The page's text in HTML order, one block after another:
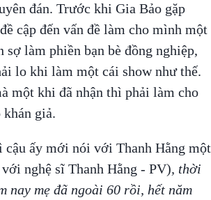
đán. Trước khi Gia Bảo gặp
cập đến vấn đề làm cho mình một
làm phiền bạn bè đồng nghiệp,
lo khi làm một cái show như thế.
một khi đã nhận thì phải làm cho
giả.
ấy mới nói với Thanh Hằng một
nghệ sĩ Thanh Hằng - PV), thời
nay mẹ đã ngoài 60 rồi, hết năm